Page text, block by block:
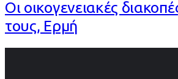
Οι οικογενειακές
τους, Ερμή